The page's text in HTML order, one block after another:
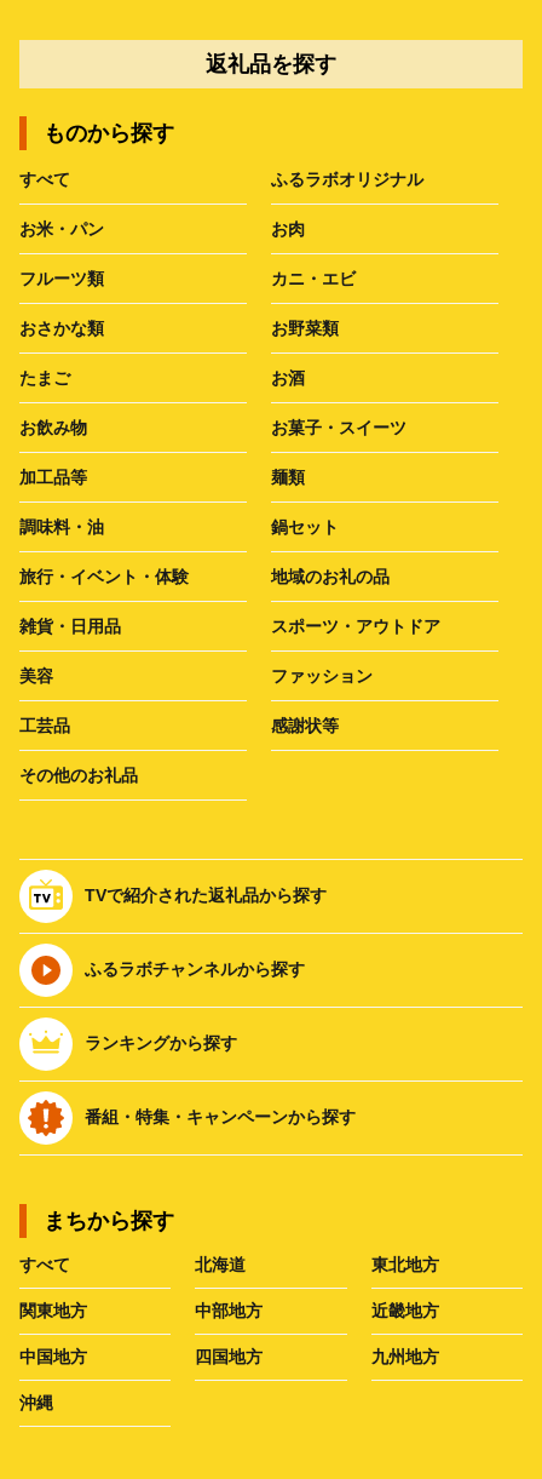
返礼品を探す
ものから探す
すべて ふるラボオリジナル
お米・パン お肉
フルーツ類 カニ・エビ
おさかな類 お野菜類
たまご お酒
お飲み物 お菓子・スイーツ
加工品等 麺類
調味料・油 鍋セット
旅行・イベント・体験 地域のお礼の品
雑貨・日用品 スポーツ・アウトドア
美容 ファッション
工芸品 感謝状等
その他のお礼品
TVで紹介された返礼品から探す
ふるラボチャンネルから探す
ランキングから探す
番組・特集・キャンペーンから探す
まちから探す
すべて 北海道 東北地方
関東地方 中部地方 近畿地方
中国地方 四国地方 九州地方
沖縄